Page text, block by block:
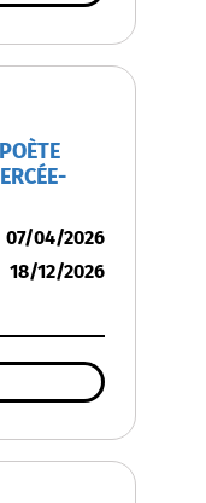
07/04/2026
18/12/2026